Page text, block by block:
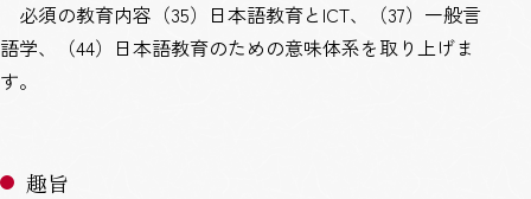
必須の教育内容（35）日本語教育とICT、（37）一般言
語学、（44）日本語教育のための意味体系を取り上げま
す。
趣旨